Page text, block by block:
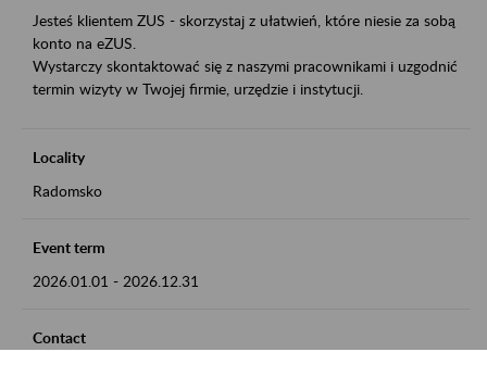
Jesteś klientem ZUS - skorzystaj z ułatwień, które niesie za sobą
konto na eZUS.
Wystarczy skontaktować się z naszymi pracownikami i uzgodnić
termin wizyty w Twojej firmie, urzędzie i instytucji.
Locality
Radomsko
Event term
2026.01.01 - 2026.12.31
Contact